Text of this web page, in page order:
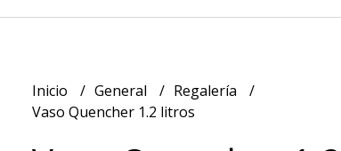
Inicio General
Regalería
Vaso Quencher 1.2 litros